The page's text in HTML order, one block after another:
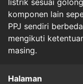
listrik sesuai
komponen lain
PPJ sendiri
mengikuti
masing.
Halaman